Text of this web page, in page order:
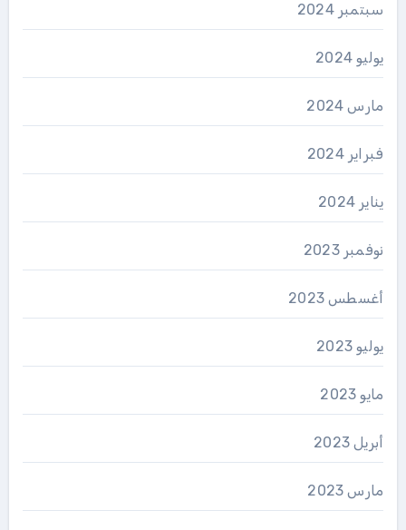
سبتمبر 2024
يوليو 2024
مارس 2024
فبراير 2024
يناير 2024
نوفمبر 2023
أغسطس 2023
يوليو 2023
مايو 2023
أبريل 2023
مارس 2023